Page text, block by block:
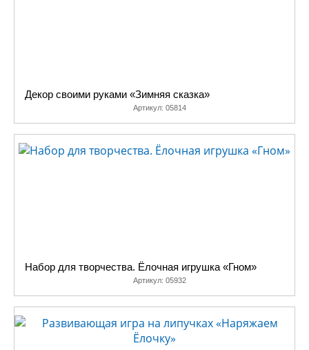
Декор своими руками «Зимняя сказка»
Артикул: 05814
Набор для творчества. Ёлочная игрушка «Гном»
Артикул: 05932